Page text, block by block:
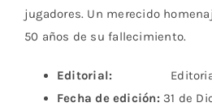
jugadores. Un merecido
50 años de su fallecimiento.
Editorial:
Fecha de edición:31 de